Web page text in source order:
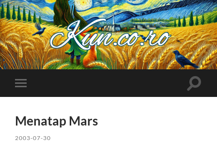
Kuncoro++
Toggle
mobile
Toggle
Menatap Mars
2003-07-30